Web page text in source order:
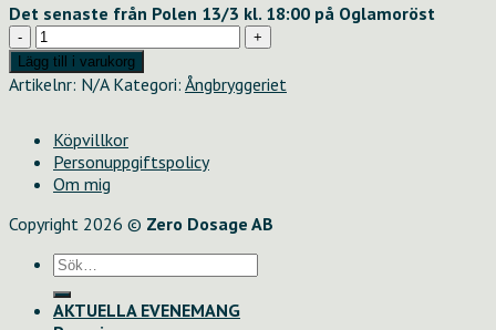
Det senaste från Polen 13/3 kl. 18:00 på Oglamoröst
Det
senaste
från
kl.
18:00
på
mängd
Lägg till i varukorg
Artikelnr: N/A Kategori: Ångbryggeriet
Köpvillkor
Personuppgiftspolicy
Om mig
Copyright 2026 © Zero Dosage AB
Sök
efter:
AKTUELLA EVENEMANG